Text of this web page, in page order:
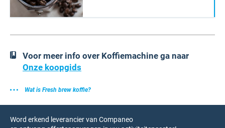
Voor meer info over Koffiemachine ga naar
Onze koopgids
Wat is Fresh brew koffie?
Word erkend leverancier van Companeo